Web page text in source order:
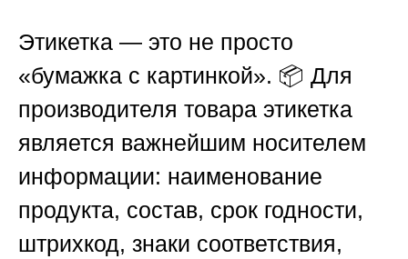
Этикетка — это не просто
«бумажка с картинкой». 📦 Для
производителя товара этикетка
является важнейшим носителем
информации: наименование
продукта, состав, срок годности,
штрихкод, знаки соответствия,